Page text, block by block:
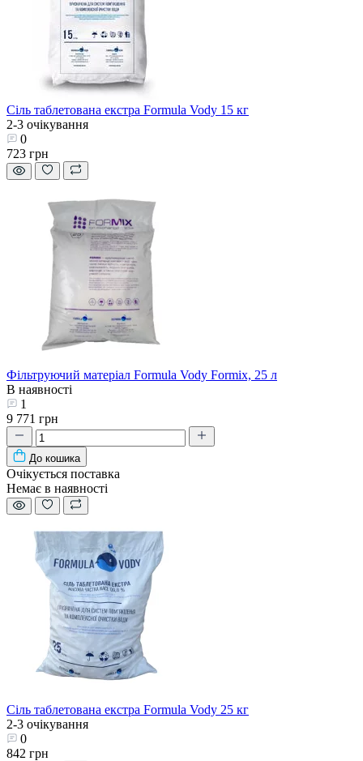
Сіль таблетована екстра Formula Vody 15 кг
2-3 очікування
0
723 грн
Фільтруючий матеріал Formula Vody Formix, 25 л
В наявності
1
9 771 грн
До кошика
Очікується поставка
Немає в наявності
Сіль таблетована екстра Formula Vody 25 кг
2-3 очікування
0
842 грн